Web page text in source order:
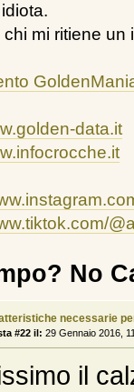
chi mi ritiene
data.it
No
necessarie
#22 il: 29 Gennaio 2016,
il